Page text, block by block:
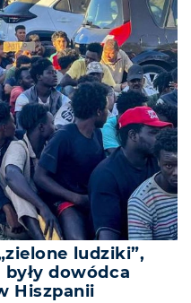
ludziki”,
dowódca
Hiszpanii